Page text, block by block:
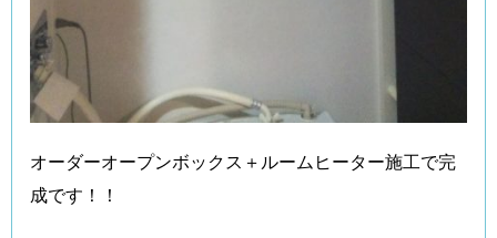
オーダーオープンボックス＋ルームヒーター施工で完
成です！！